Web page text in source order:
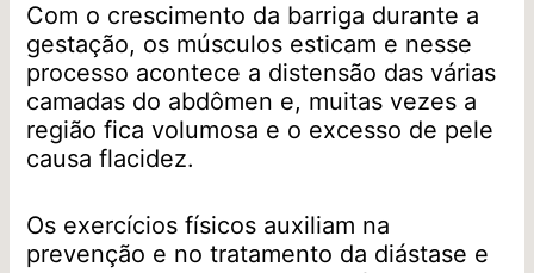
Com o crescimento da barriga durante a
gestação, os músculos esticam e nesse
processo acontece a distensão das várias
camadas do abdômen e, muitas vezes a
região fica volumosa e o excesso de pele
causa flacidez.
Os exercícios físicos auxiliam na
prevenção e no tratamento da diástase e